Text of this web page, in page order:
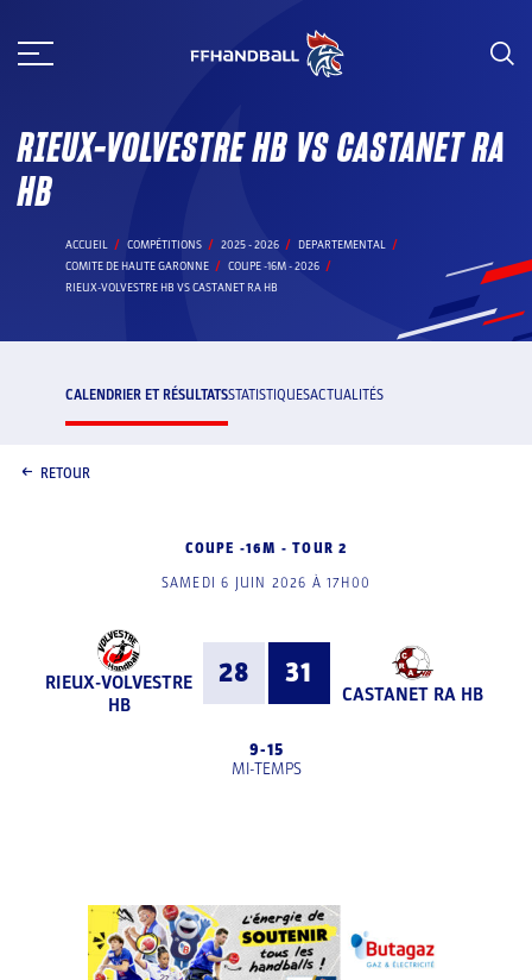
au
RIEUX-VOLVESTRE HB VS CASTANET RA
HB
ACCUEIL COMPÉTITIONS 2025 - 2026
DEPARTEMENTAL
COMITE DE HAUTE GARONNE
COUPE -16M - 2026
RIEUX-VOLVESTRE HB VS CASTANET RA HB
CALENDRIER ET RÉSULTATSSTATISTIQUESACTUALITÉS
RETOUR
COUPE -16M - TOUR 2
SAMEDI 6 JUIN 2026 À 17H00
RIEUX-VOLVESTRE
HB
28 31
CASTANET RA HB
9-15
MI-TEMPS